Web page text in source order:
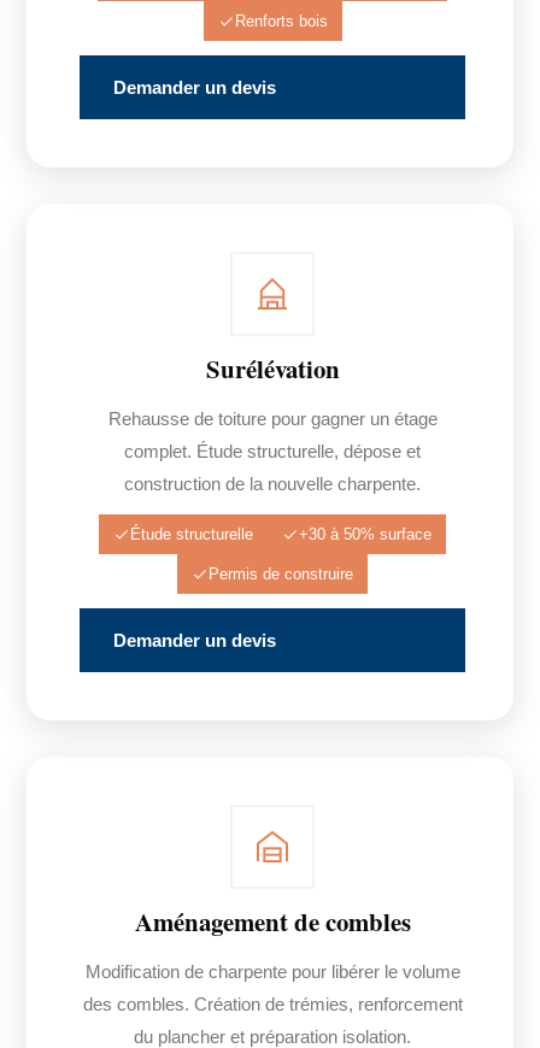
Renforts bois
Demander un devis
Surélévation
Rehausse de toiture pour gagner un étage
complet. Étude structurelle, dépose et
construction de la nouvelle charpente.
Étude structurelle +30 à 50% surface
Permis de construire
Demander un devis
Aménagement de combles
Modification de charpente pour libérer le volume
des combles. Création de trémies, renforcement
du plancher et préparation isolation.